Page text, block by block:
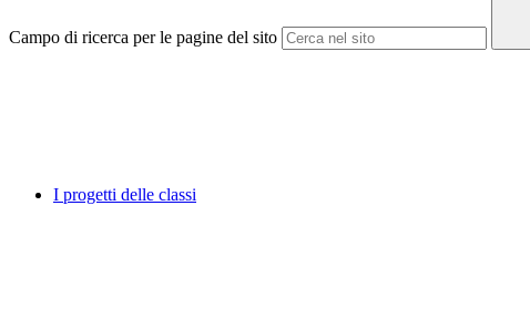
Campo di ricerca per le pagine del sito
I progetti delle classi